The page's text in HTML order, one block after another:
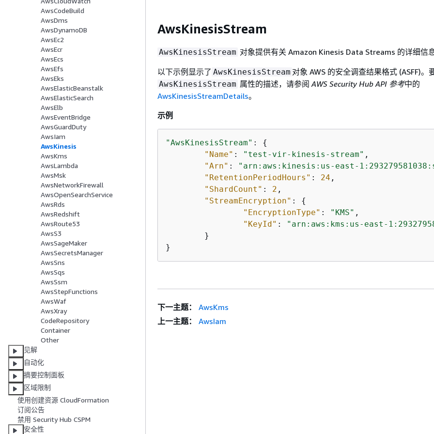
AwsCodeBuild
AwsDms
AwsDynamoDB
AwsEc2
AwsEcr
AwsEcs
AwsEfs
AwsEks
AwsElasticBeanstalk
AwsElasticSearch
AwsElb
AwsEventBridge
AwsGuardDuty
AwsIam
AwsKinesis
AwsKms
AwsLambda
AwsMsk
AwsNetworkFirewall
AwsOpenSearchService
AwsRds
AwsRedshift
AwsRoute53
AwsS3
AwsSageMaker
AwsSecretsManager
AwsSns
AwsSqs
AwsSsm
AwsStepFunctions
AwsWaf
AwsXray
CodeRepository
Container
Other
见解
自动化
摘要控制面板
区域限制
使用创建资源 CloudFormation
订阅公告
禁用 Security Hub CSPM
安全性
AwsKinesisStream
AwsKinesisStream 对象提供有关 Amazon Kinesis Data Streams 的详细信息
以下示例显示了 AwsKinesisStream 对象 AWS 的安全调查结果格式 (ASFF)。
AwsKinesisStream 属性的描述，请参阅 AWS Security Hub API 参考中的
AwsKinesisStreamDetails。
示例
"AwsKinesisStream" : {
"Name" : "test-vir-kinesis-stream" ,
"Arn" : "arn:aws:kinesis:us-east-
"RetentionPeriodHours" : 24 ,
"ShardCount" : 2 ,
"StreamEncryption" : {
"EncryptionType" : "KMS" ,
"KeyId" :
"arn:aws:kms:us-east-
}
下一主题：
AwsKms
上一主题：
AwsIam